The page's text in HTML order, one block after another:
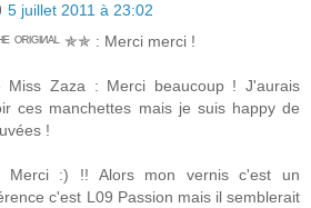
5 juillet 2011 à 23:02
ᴼᴿᴵᴳᴵᴻᴬᴸ ✯✯ : Merci merci !
Miss Zaza : Merci beaucoup ! J'aurais
ces manchettes mais je suis happy de
!
Merci :) !! Alors mon vernis c'est un
c'est L09 Passion mais il semblerait